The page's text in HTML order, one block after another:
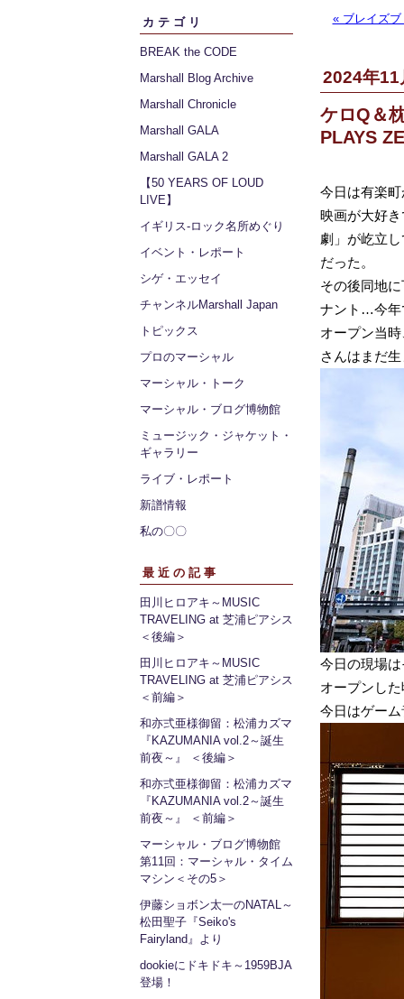
カテゴリ
BREAK the CODE
Marshall Blog Archive
Marshall Chronicle
Marshall GALA
Marshall GALA 2
【50 YEARS OF LOUD
LIVE】
イギリス‐ロック名所めぐり
イベント・レポート
シゲ・エッセイ
チャンネルMarshall Japan
トピックス
プロのマーシャル
マーシャル・トーク
マーシャル・ブログ博物館
ミュージック・ジャケット・
ギャラリー
ライブ・レポート
新譜情報
私の〇〇
最近の記事
田川ヒロアキ～MUSIC
TRAVELING at 芝浦ピアシス
＜後編＞
田川ヒロアキ～MUSIC
TRAVELING at 芝浦ピアシス
＜前編＞
和亦弍亜様御留：松浦カズマ
『KAZUMANIA vol.2～誕生
前夜～』 ＜後編＞
和亦弍亜様御留：松浦カズマ
『KAZUMANIA vol.2～誕生
前夜～』 ＜前編＞
マーシャル・ブログ博物館
第11回：マーシャル・タイム
マシン＜その5＞
伊藤ショボン太一のNATAL～
松田聖子『Seiko's
Fairyland』より
dookieにドキドキ～1959BJA
登場！
« ブレイズ
2024年11
ケロQ＆
PLAYS
今日は有楽
映画が大好
劇」が屹立
だった。
その後同地
ナント…今年
オープン当
さんはまだ
今日の現場
オープンし
今日はゲー